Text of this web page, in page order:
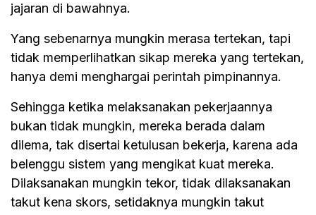
jajaran di bawahnya.
Yang sebenarnya mungkin merasa tertekan, tapi
tidak memperlihatkan sikap mereka yang tertekan,
hanya demi menghargai perintah pimpinannya.
Sehingga ketika melaksanakan pekerjaannya
bukan tidak mungkin, mereka berada dalam
dilema, tak disertai ketulusan bekerja, karena ada
belenggu sistem yang mengikat kuat mereka.
Dilaksanakan mungkin tekor, tidak dilaksanakan
takut kena skors, setidaknya mungkin takut